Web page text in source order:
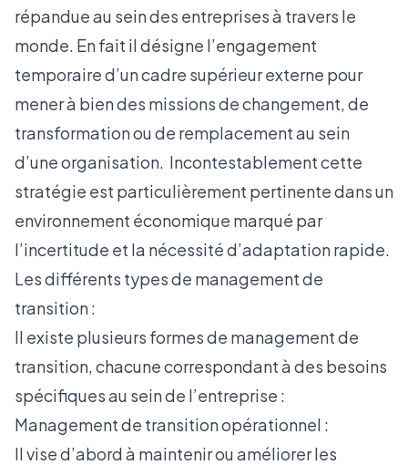
répandue au sein des entreprises à travers le
monde. En fait il désigne l’engagement
temporaire d’un cadre supérieur externe pour
mener à bien des missions de changement, de
transformation ou de remplacement au sein
d’une organisation. Incontestablement cette
stratégie est particulièrement pertinente dans un
environnement économique marqué par
l’incertitude et la nécessité d’adaptation rapide.
Les différents types de management de
transition :
Il existe plusieurs formes de management de
transition, chacune correspondant à des besoins
spécifiques au sein de l’entreprise :
Management de transition opérationnel :
Il vise d’abord à maintenir ou améliorer les